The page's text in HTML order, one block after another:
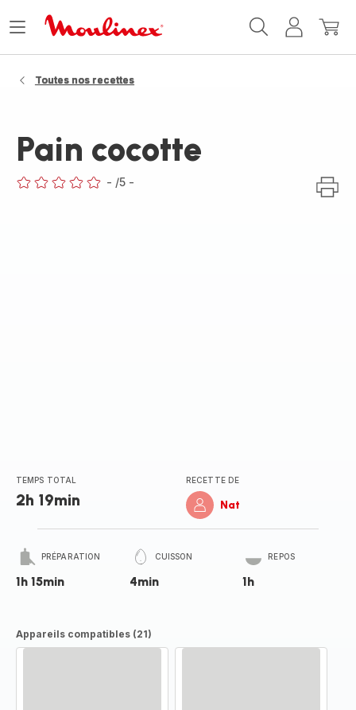
MonMon
Ouvrir
Toutes nos recettes
Pain cocotte
- /5 -
TEMPS TOTAL
2h 19min
RECETTE DE
Nat
PRÉPARATION
1h 15min
CUISSON
4min
REPOS
1h
Appareils compatibles (21)